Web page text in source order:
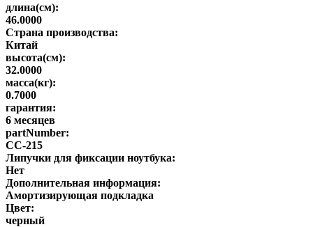
длина(см):
46.0000
Страна производства:
Китай
высота(см):
32.0000
масса(кг):
0.7000
гарантия:
6 месяцев
partNumber:
CC-215
Липучки для фиксации ноутбука:
Нет
Дополнительная информация:
Амортизирующая подкладка
Цвет:
черный